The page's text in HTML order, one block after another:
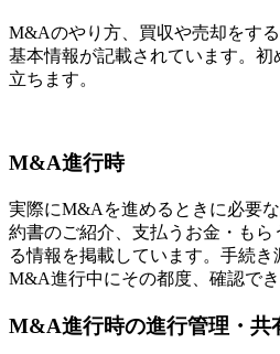
M&Aのやり方、買収や売却をす
基本情報が記載されています。
立ちます。
M&A進行時
実際にM&Aを進めるときに必要
約書のご紹介、支払うお金・も
る情報を掲載しています。手続き
M&A進行中にその都度、確認でき
M&A進行時の進行管理・共